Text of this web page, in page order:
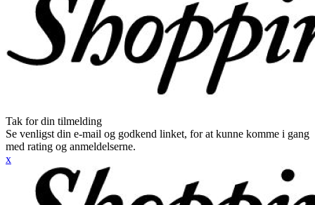
Tak for din tilmelding
Se venligst din e-mail og godkend linket, for at kunne komme i gang
med rating og anmeldelserne.
x